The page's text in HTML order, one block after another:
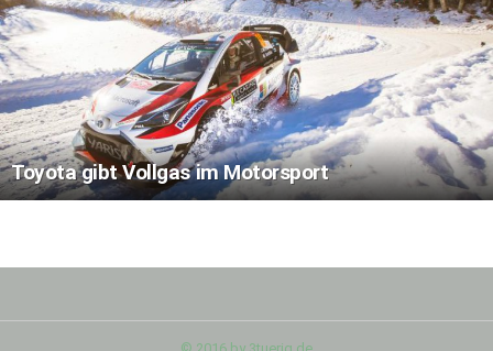
Toyota gibt Vollgas im Motorsport